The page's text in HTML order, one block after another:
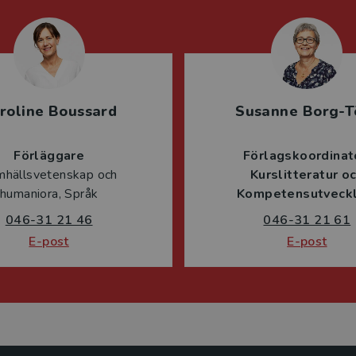
Boussard
Förläggare
och
humaniora, Språk
046-31 21 46
E-post
Susanne Borg-
Kurslitteratur
046-31 21 61
E-post